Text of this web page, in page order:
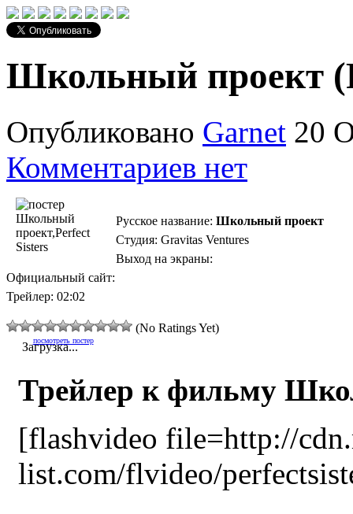
Школьный проект
Опубликовано Garnet 20
Комментариев нет
Русское название: Школьный проект
Студия: Gravitas Ventures
Выход на экраны:
Официальный сайт:
Трейлер: 02:02
(No Ratings Yet)
Загрузка...
посмотреть постер
Трейлер к фильму
[flashvideo file=http://
list.com/flvideo/